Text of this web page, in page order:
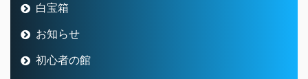
白宝箱
お知らせ
初心者の館